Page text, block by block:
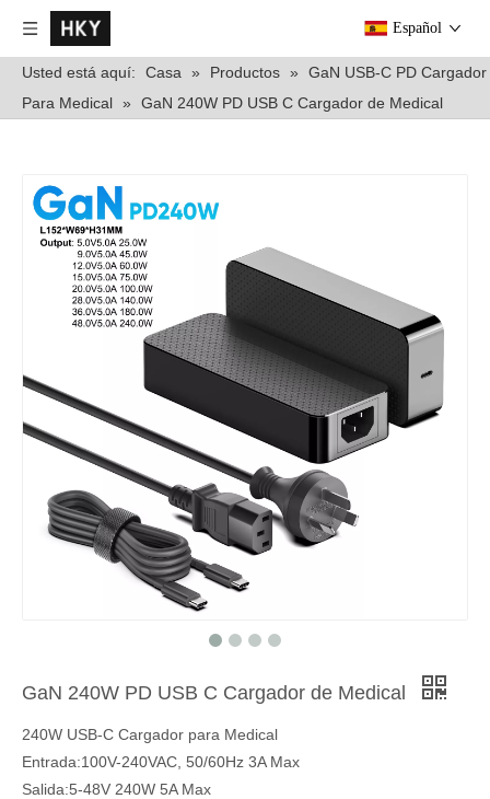
Español
Usted está aquí: Casa » Productos » GaN USB-C PD Cargador
Para Medical » GaN 240W PD USB C Cargador de Medical
GaN 240W PD USB C Cargador de Medical
240W USB-C Cargador para Medical
Entrada:100V-240VAC, 50/60Hz 3A Max
Salida:5-48V 240W 5A Max